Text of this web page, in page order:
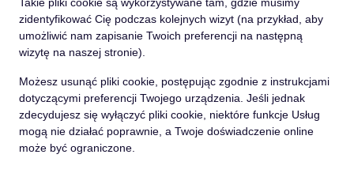
zidentyfikować Cię podczas kolejnych wizyt (na przykład, aby
umożliwić nam zapisanie Twoich preferencji na następną
wizytę na naszej stronie).
Możesz usunąć pliki cookie, postępując zgodnie z instrukcjami
dotyczącymi preferencji Twojego urządzenia. Jeśli jednak
zdecydujesz się wyłączyć pliki cookie, niektóre funkcje Usług
mogą nie działać poprawnie, a Twoje doświadczenie online
może być ograniczone.